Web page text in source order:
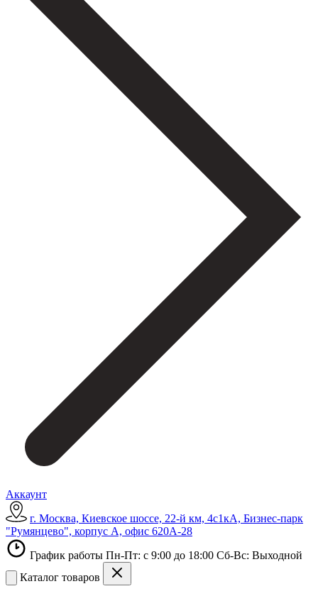
Аккаунт
г. Москва, Киевское шоссе, 22-й км, 4с1кА, Бизнес-парк
"Румянцево", корпус А, офис 620А-28
График работы Пн-Пт: с 9:00 до 18:00 Сб-Вс: Выходной
Каталог товаров